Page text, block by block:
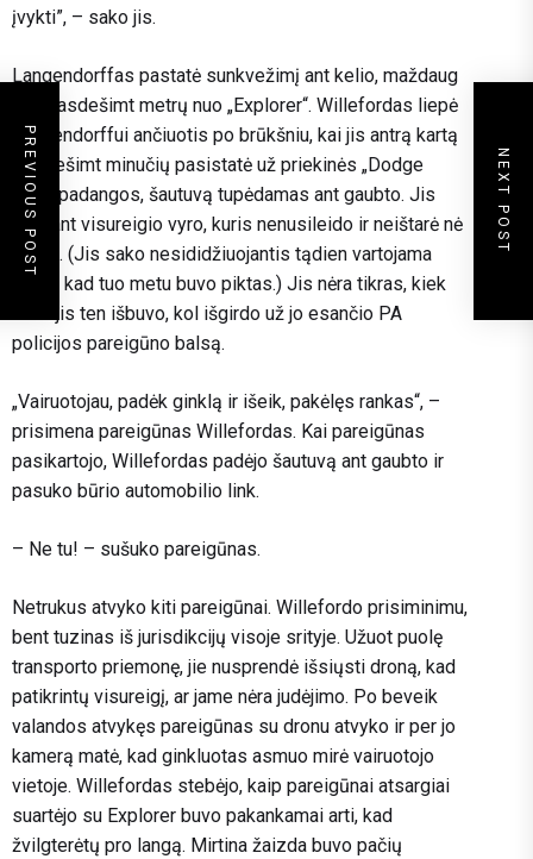
įvykti”, – sako jis.
Langendorffas pastatė sunkvežimį ant kelio, maždaug
penkiasdešimt metrų nuo „Explorer“. Willefordas liepė
Langendorffui ančiuotis po brūkšniu, kai jis antrą kartą
per dešimt minučių pasistatė už priekinės „Dodge
Ram“ padangos, šautuvą tupėdamas ant gaubto. Jis
rėkė ant visureigio vyro, kuris nenusileido ir neištarė nė
garso. (Jis sako nesididžiuojantis tądien vartojama
kalba, kad tuo metu buvo piktas.) Jis nėra tikras, kiek
laiko jis ten išbuvo, kol išgirdo už jo esančio PA
policijos pareigūno balsą.
„Vairuotojau, padėk ginklą ir išeik, pakėlęs rankas“, –
prisimena pareigūnas Willefordas. Kai pareigūnas
pasikartojo, Willefordas padėjo šautuvą ant gaubto ir
pasuko būrio automobilio link.
– Ne tu! – sušuko pareigūnas.
Netrukus atvyko kiti pareigūnai. Willefordo prisiminimu,
bent tuzinas iš jurisdikcijų visoje srityje. Užuot puolę
transporto priemonę, jie nusprendė išsiųsti droną, kad
patikrintų visureigį, ar jame nėra judėjimo. Po beveik
valandos atvykęs pareigūnas su dronu atvyko ir per jo
kamerą matė, kad ginkluotas asmuo mirė vairuotojo
vietoje. Willefordas stebėjo, kaip pareigūnai atsargiai
suartėjo su Explorer buvo pakankamai arti, kad
žvilgterėtų pro langą. Mirtina žaizda buvo pačių
PREVIOUS POST NEXT POST